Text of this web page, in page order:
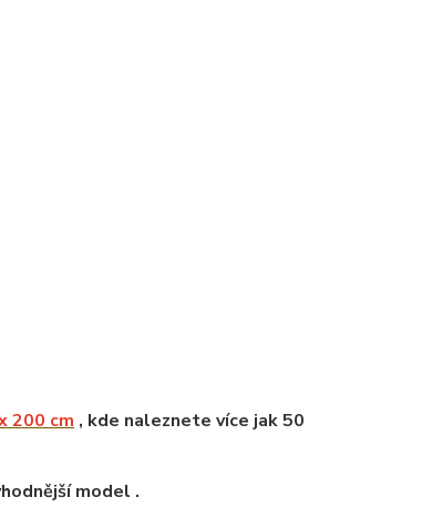
200 cm , kde naleznete více jak 50
model .